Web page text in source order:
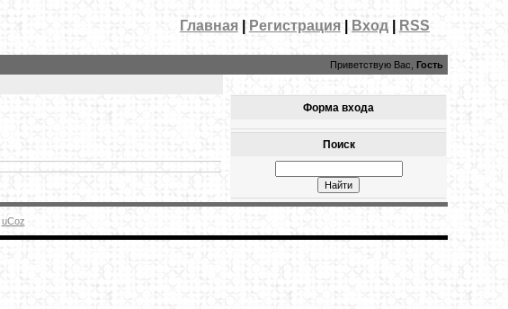
Главная| Регистрация| Вход| RSS
Приветствую Вас, Гость
Форма входа
Поиск
uCoz